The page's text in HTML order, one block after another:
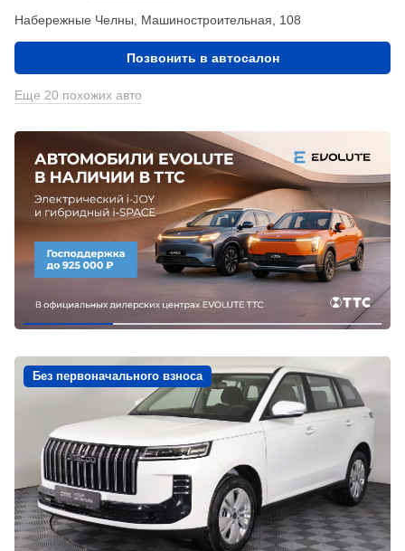
Набережные Челны, Машиностроительная, 108
Позвонить в автосалон
Еще 20 похожих авто
Без первоначального взноса